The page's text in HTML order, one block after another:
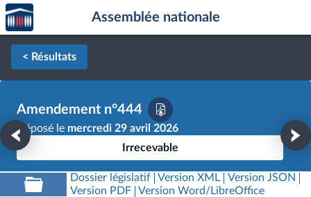
Aller au contenu
Aller en bas de la page
Accèder
à la
page
d'accueil
Assemblée nationale
< Résultats
Amendement n°444
Déposé le mercredi 29 avril 2026
Irrecevable
Dossier législatif Version XML
Version JSON
Version PDF
Version Word/LibreOffice